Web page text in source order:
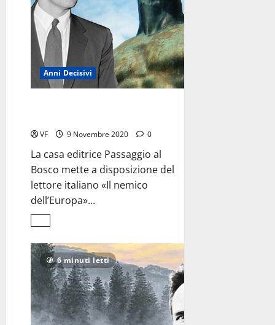
Anni Decisivi
VF 9 Novembre 2020 0
La casa editrice Passaggio al
Bosco mette a disposizione del
lettore italiano «Il nemico
dell’Europa»...
Leggi
più
su
F.P.
Yockey,
un
americano
<br>dal
cuore
europeo
6 minuti letti